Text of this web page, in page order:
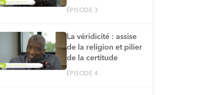
ÉPISODE 3
La véridicité : assise
de la religion et pilier
de la certitude
ÉPISODE 4